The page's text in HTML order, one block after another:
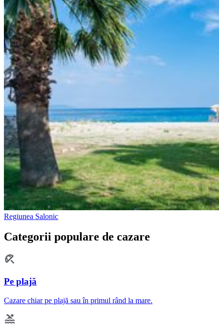
Regiunea Salonic
Categorii populare de cazare
Pe plajă
Cazare chiar pe plajă sau în primul rând la mare.